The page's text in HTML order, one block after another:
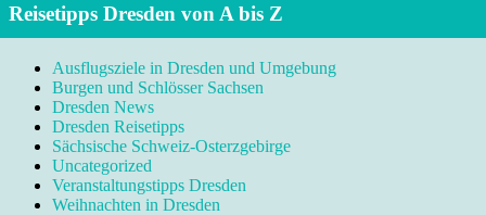
Reisetipps Dresden von A bis Z
Ausflugsziele in Dresden und Umgebung
Burgen und Schlösser Sachsen
Dresden News
Dresden Reisetipps
Sächsische Schweiz-Osterzgebirge
Uncategorized
Veranstaltungstipps Dresden
Weihnachten in Dresden